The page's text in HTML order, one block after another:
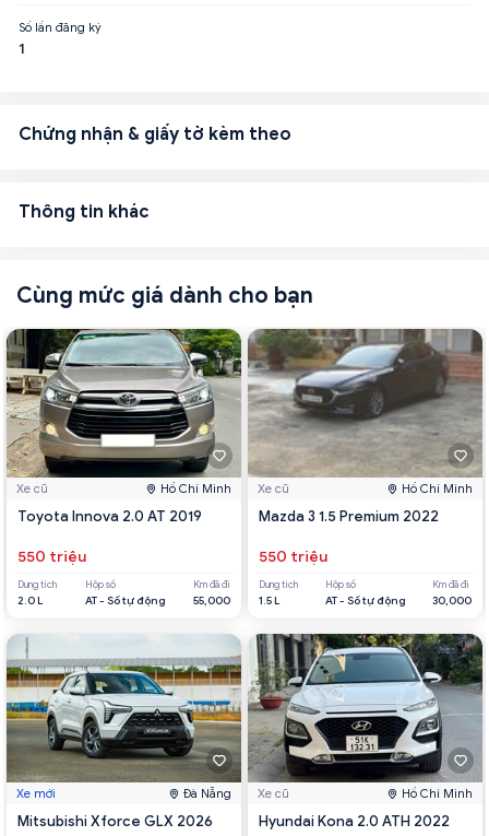
Số lần đăng ký
1
Chứng nhận & giấy tờ kèm theo
Thông tin khác
Cùng mức giá dành cho bạn
Xe cũ Hồ Chí Minh
Toyota Innova 2.0 AT 2019
550 triệu
Dung tích
2.0 L
Hộp số
AT - Số tự động
Km đã đi
55,000
Xe mới Đà Nẵng
Mitsubishi Xforce GLX 2026
Xe cũ Hồ Chí Minh
Mazda 3 1.5 Premium 2022
550 triệu
Dung tích
1.5 L
Hộp số
AT - Số tự động
Km đã đi
30,000
Xe cũ Hồ Chí Minh
Hyundai Kona 2.0 ATH 2022